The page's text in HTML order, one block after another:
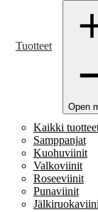
Tuotteet
Open
Kaikki
Samppanjat
Kuohuviinit
Valkoviinit
Roseeviinit
Punaviinit